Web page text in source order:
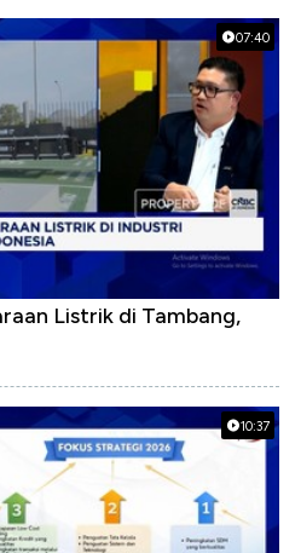
07:40
Listrik di Tambang,
10:37